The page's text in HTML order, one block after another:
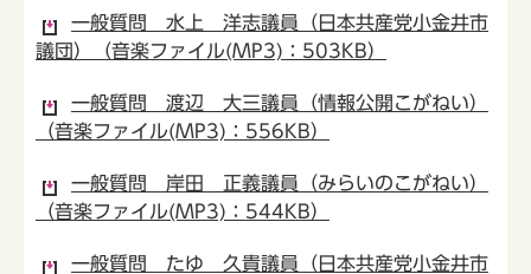
一般質問 水上 洋志議員（日本共産党小金井市
議団）（音楽ファイル(MP3)：503KB）
一般質問 渡辺 大三議員（情報公開こがねい）
（音楽ファイル(MP3)：556KB）
一般質問 岸田 正義議員（みらいのこがねい）
（音楽ファイル(MP3)：544KB）
一般質問 たゆ 久貴議員（日本共産党小金井市